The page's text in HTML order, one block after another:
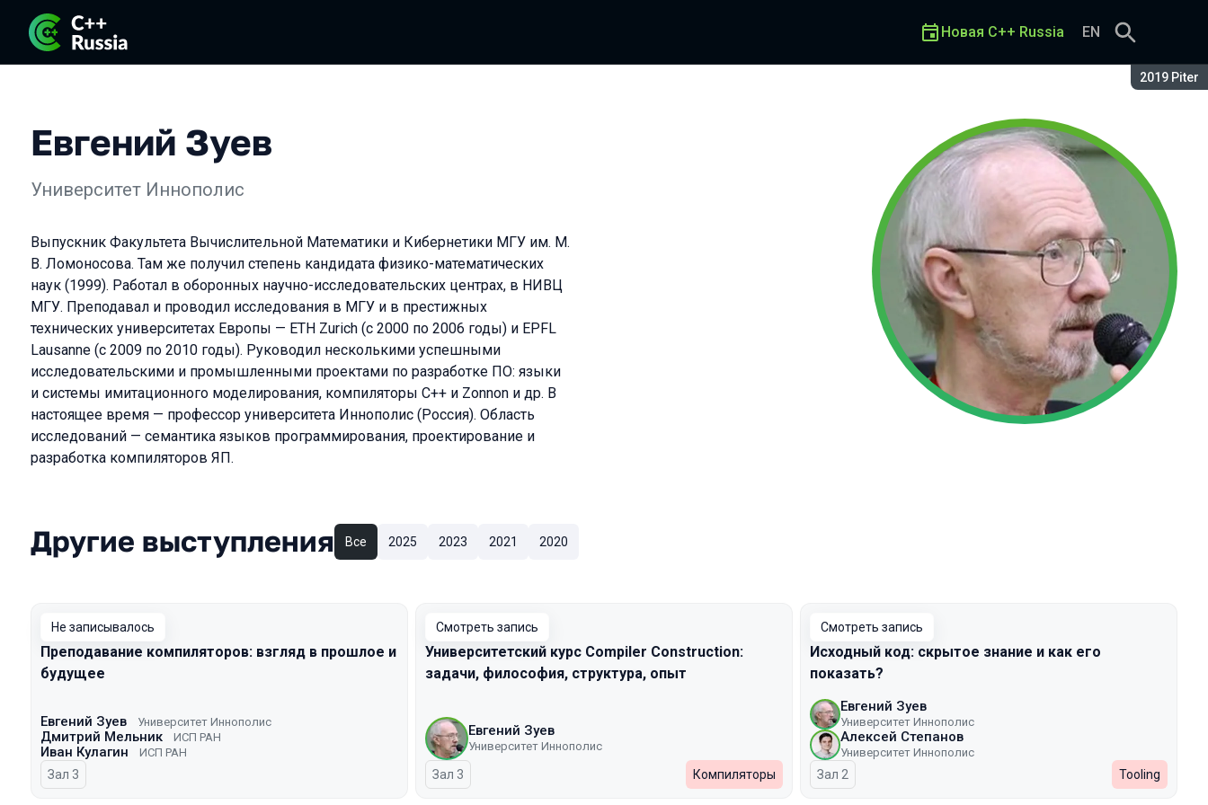
Сезон:
2019 Piter
Новая C++ Russia EN
Евгений Зуев
Университет Иннополис
Выпускник Факультета Вычислительной Математики и Кибернетики МГУ им. М.
В. Ломоносова. Там же получил степень кандидата физико-математических
наук (1999). Работал в оборонных научно-исследовательских центрах, в НИВЦ
МГУ. Преподавал и проводил исследования в МГУ и в престижных
технических университетах Европы — ETH Zurich (с 2000 по 2006 годы) и EPFL
Lausanne (с 2009 по 2010 годы). Руководил несколькими успешными
исследовательскими и промышленными проектами по разработке ПО: языки
и системы имитационного моделирования, компиляторы С++ и Zonnon и др. В
настоящее время — профессор университета Иннополис (Россия). Область
исследований — семантика языков программирования, проектирование и
разработка компиляторов ЯП.
Другие выступления Все 2025 2023 2021 2020
Не записывалось
Преподавание компиляторов: взгляд в прошлое и
будущее
Евгений Зуев Университет Иннополис
Дмитрий Мельник ИСП РАН
Иван Кулагин ИСП РАН
Зал 3
Смотреть запись
Университетский курс Compiler Construction:
задачи, философия, структура, опыт
Евгений Зуев
Университет Иннополис
Зал 3 Компиляторы
Смотреть запись
Исходный код: скрытое знание и как его
показать?
Евгений Зуев
Университет Иннополис
Алексей Степанов
Университет Иннополис
Зал 2 Tooling